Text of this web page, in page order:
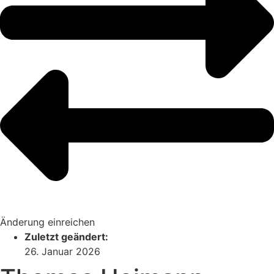
Änderung einreichen
Zuletzt geändert:
26. Januar 2026